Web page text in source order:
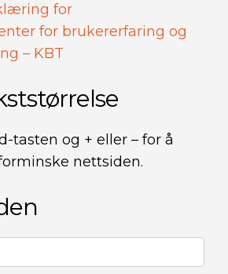
for
for brukererfaring og
– KBT
tasten og + eller – for å
nettsiden.